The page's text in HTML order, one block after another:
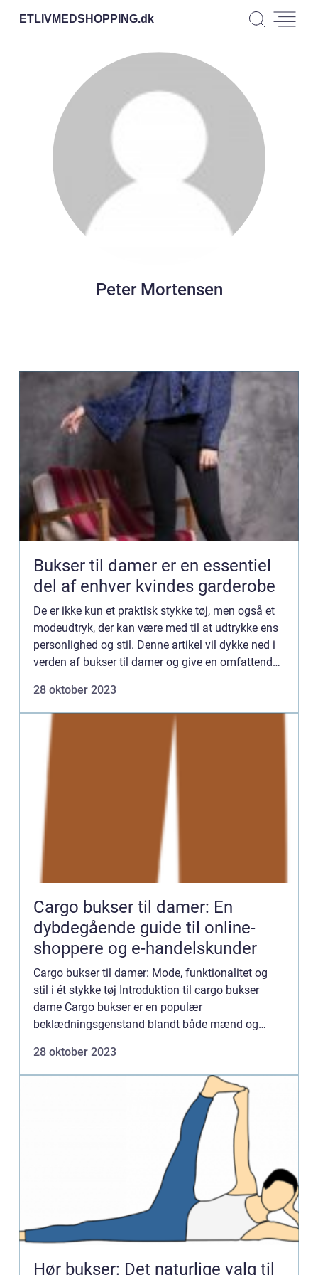
ETLIVMEDSHOPPING.dk
Peter Mortensen
Bukser til damer er en essentiel
del af enhver kvindes garderobe
De er ikke kun et praktisk stykke tøj, men også et
modeudtryk, der kan være med til at udtrykke ens
personlighed og stil. Denne artikel vil dykke ned i
verden af bukser til damer og give en omfattende
28 oktober 2023
Cargo bukser til damer: En
dybdegående guide til online-
shoppere og e-handelskunder
Cargo bukser til damer: Mode, funktionalitet og
stil i ét stykke tøj Introduktion til cargo bukser
dame Cargo bukser er en populær
beklædningsgenstand blandt både mænd og
og alsidige design, der komb...
28 oktober 2023
Hør bukser: Det naturlige valg til